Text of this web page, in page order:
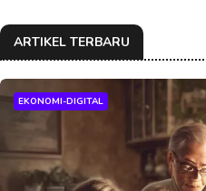
ARTIKEL TERBARU
EKONOMI-DIGITAL